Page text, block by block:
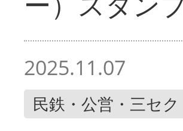
2025.11.07
民鉄・公営・三セク